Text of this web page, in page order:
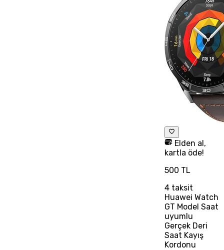
Elden al,
kartla öde!
500 TL
4 taksit
Huawei Watch
GT Model Saat
uyumlu
Gerçek Deri
Saat Kayış
Kordonu